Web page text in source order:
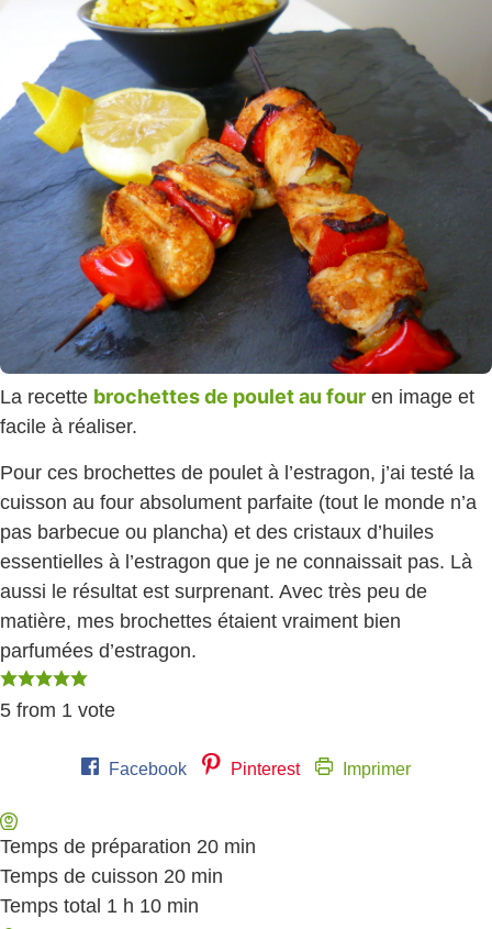
La recette brochettes de poulet au four en image et
facile à réaliser.
Pour ces brochettes de poulet à l’estragon, j’ai testé la
cuisson au four absolument parfaite (tout le monde n’a
pas barbecue ou plancha) et des cristaux d’huiles
essentielles à l’estragon que je ne connaissait pas. Là
aussi le résultat est surprenant. Avec très peu de
matière, mes brochettes étaient vraiment bien
parfumées d’estragon.
5 from 1 vote
Facebook Pinterest Imprimer
Temps de préparation 20 minutes
min
Temps de cuisson 20 minutes
min
Temps total 1 heure
h 10 minutes
min